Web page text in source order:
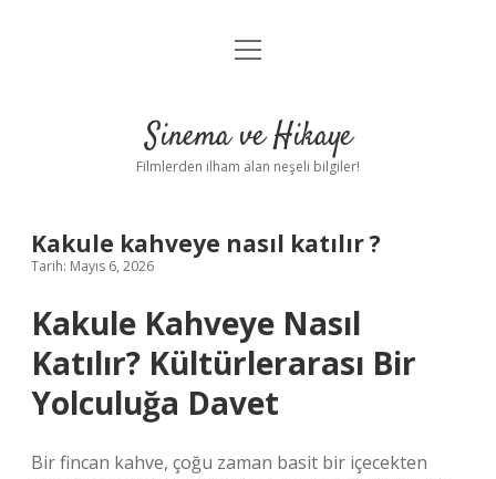
Gizlilik Politikası
Yasal Uyarı
menüyü
Sinema ve Hikaye
Filmlerden ilham alan neşeli bilgiler!
Kakule kahveye nasıl katılır ?
Tarih: Mayıs 6, 2026
Kakule Kahveye Nasıl
Katılır? Kültürlerarası Bir
Yolculuğa Davet
Bir fincan kahve, çoğu zaman basit bir içecekten